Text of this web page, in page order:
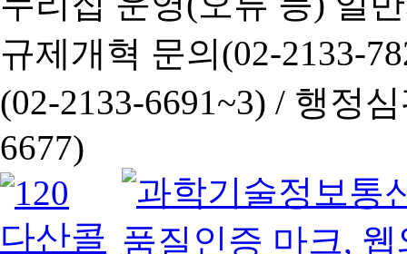
규제개혁 문의(02-2133-
(02-2133-6691~3) / 행정심
6677)